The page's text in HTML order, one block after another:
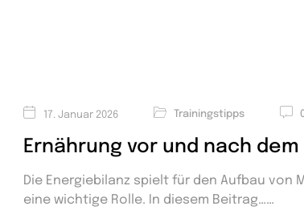
17. Januar 2026 Trainingstipps
Ernährung vor und nach
Die Energiebilanz spielt für den Aufbau von
eine wichtige Rolle. In diesem Beitrag…